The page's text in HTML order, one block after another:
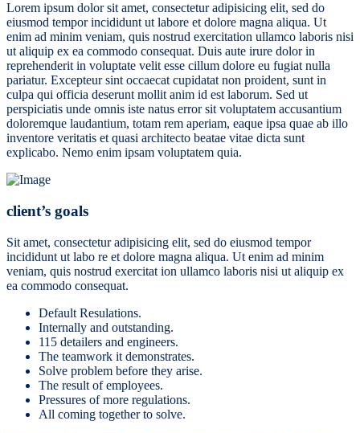
Lorem ipsum dolor sit amet, consectetur adipisicing elit, sed do
eiusmod tempor incididunt ut labore et dolore magna aliqua. Ut
enim ad minim veniam, quis nostrud exercitation ullamco laboris nisi
ut aliquip ex ea commodo consequat. Duis aute irure dolor in
reprehenderit in voluptate velit esse cillum dolore eu fugiat nulla
pariatur. Excepteur sint occaecat cupidatat non proident, sunt in
culpa qui officia deserunt mollit anim id est laborum. Sed ut
perspiciatis unde omnis iste natus error sit voluptatem accusantium
doloremque laudantium, totam rem aperiam, eaque ipsa quae ab illo
inventore veritatis et quasi architecto beatae vitae dicta sunt
explicabo. Nemo enim ipsam voluptatem quia.
client’s goals
Sit amet, consectetur adipisicing elit, sed do eiusmod tempor
incididunt ut labo re et dolore magna aliqua. Ut enim ad minim
veniam, quis nostrud exercitat ion ullamco laboris nisi ut aliquip ex
ea commodo consequat.
Default Resulations.
Internally and outstanding.
115 detailers and engineers.
The teamwork it demonstrates.
Solve problem before they arise.
The result of employees.
Pressures of more regulations.
All coming together to solve.